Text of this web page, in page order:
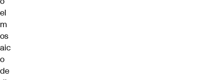
el
m
os
aic
o
de